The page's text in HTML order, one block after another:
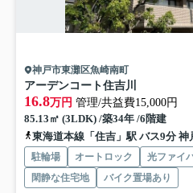
神戸市東灘区魚崎南町
アーデンコート住吉川
16.8万円 管理/共益費15,000円
85.13㎡ (3LDK) /築34年 /6階建
東海道本線「住吉」駅 バス9分 神戸市
駐輪場 オートロック 光ファイ
閑静な住宅地
バイク置場あり